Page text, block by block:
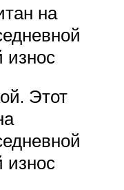
на
износ
Этот
износ